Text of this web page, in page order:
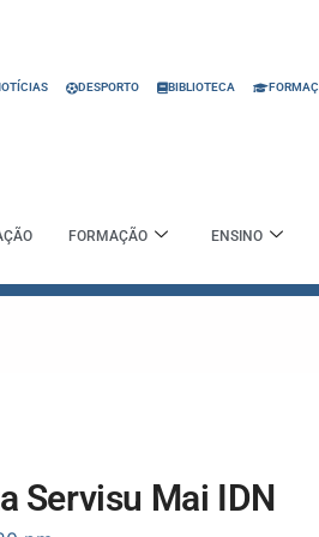
DESPORTO BIBLIOTECA
FORMAÇÃO ENSINO
Servisu Mai IDN